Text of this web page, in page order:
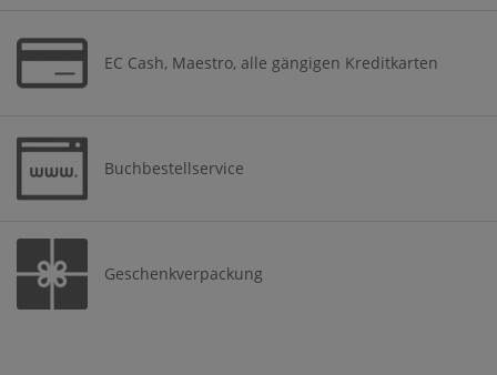
EC Cash, Maestro, alle gängigen Kreditkarten
Buchbestellservice
Geschenkverpackung